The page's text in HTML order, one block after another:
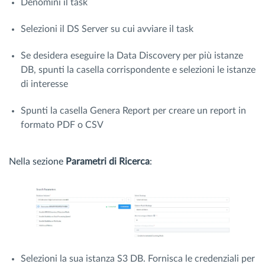
Denomini il task
Selezioni il DS Server su cui avviare il task
Se desidera eseguire la Data Discovery per più istanze
DB, spunti la casella corrispondente e selezioni le istanze
di interesse
Spunti la casella Genera Report per creare un report in
formato PDF o CSV
Nella sezione Parametri di Ricerca:
Selezioni la sua istanza S3 DB. Fornisca le credenziali per